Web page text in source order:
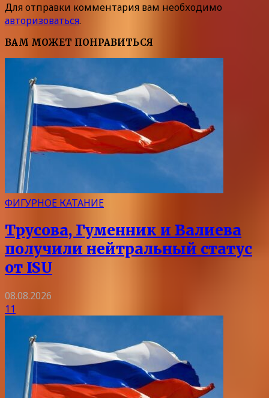
Для отправки комментария вам необходимо
авторизоваться.
ВАМ МОЖЕТ ПОНРАВИТЬСЯ
ФИГУРНОЕ КАТАНИЕ
Трусова, Гуменник и Валиева
получили нейтральный статус
от ISU
08.08.2026
11